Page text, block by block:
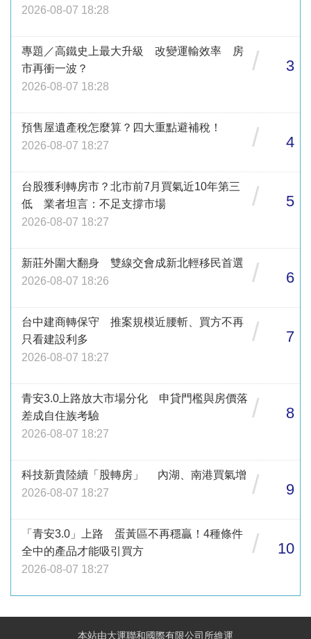
2026-08-07 18:28
專題／高鐵史上最大升級 改變運輸效率 房
市再衝一波？
2026-08-07 18:28
/ 3
預售屋遺產稅怎麼算？四大重點避補稅！
2026-08-07 18:27
/ 4
台股獲利轉房市？北市前7月買氣近10年第三
低 業者坦言：不足支撐市場
2026-08-07 18:27
/ 5
新莊外圍大翻身 雙線交會成新北輕移民首選
2026-08-07 18:26
/ 6
台中建商轉保守 推案規模近腰斬、買方不再
只看建設利多
2026-08-07 18:27
/ 7
青安3.0上路放大市場分化 申貸門檻與房價落
差成自住族考驗
2026-08-07 18:27
/ 8
科技新貴陸續「股轉房」 內湖、南港買氣增
2026-08-07 18:27
/ 9
「青安3.0」上路 蛋黃區不再穩贏！4種條件
全中的產品才能吸引買方
2026-08-07 18:27
/ 10
本站由大運聯和國際有限公司所維運